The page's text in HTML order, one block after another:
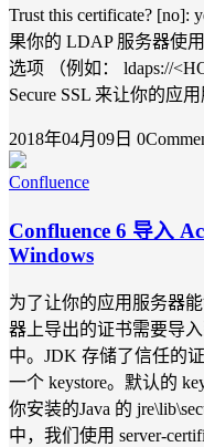
Trust this certificate? [no]:
果你的 LDAP 服务器使
选项 （例如： ldaps://
Secure SSL 来让你的应
2018年04月09日
Confluence
Confluence 6 导入
Windows
为了让你的应用服务器
器上导出的证书需要导
中。JDK 存储了信任的
一个 keystore。默认的
你安装的Java 的
中，我们使用 server-